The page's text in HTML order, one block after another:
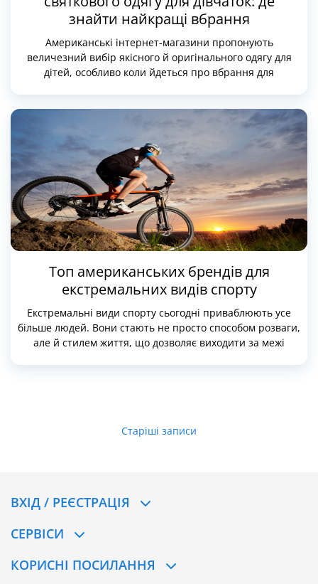
знайти найкращі вбрання
Американські інтернет-магазини пропонують
величезний вибір якісного й оригінального одягу для
дітей, особливо коли йдеться про вбрання для
вирізняються високою якістю пошиття, увагою до
деталей і безпечними матеріалами, що ідеально
підходять навіть для найменших модниць.
Топ американських брендів для
екстремальних видів спорту
Екстремальні види спорту сьогодні приваблюють усе
більше людей. Вони стають не просто способом розваги,
але й стилем життя, що дозволяє виходити за межі
виходять якість і безпека.
Старіші записи
ВХІД / РЕЄСТРАЦІЯ
CЕРВІСИ
КОРИСНІ ПОСИЛАННЯ